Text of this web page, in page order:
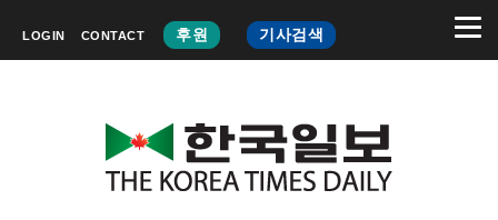
LOGIN CONTACT 후원 기사검색